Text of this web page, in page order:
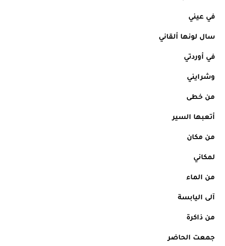
في عيني
سال لونها ألقاني
في أوردتي
وشرايني
من خطى
أتعبها السير
من مكان
لمكاني
من الماء
آلى اليابسة
من ذاكرة
جمعت الحاضر